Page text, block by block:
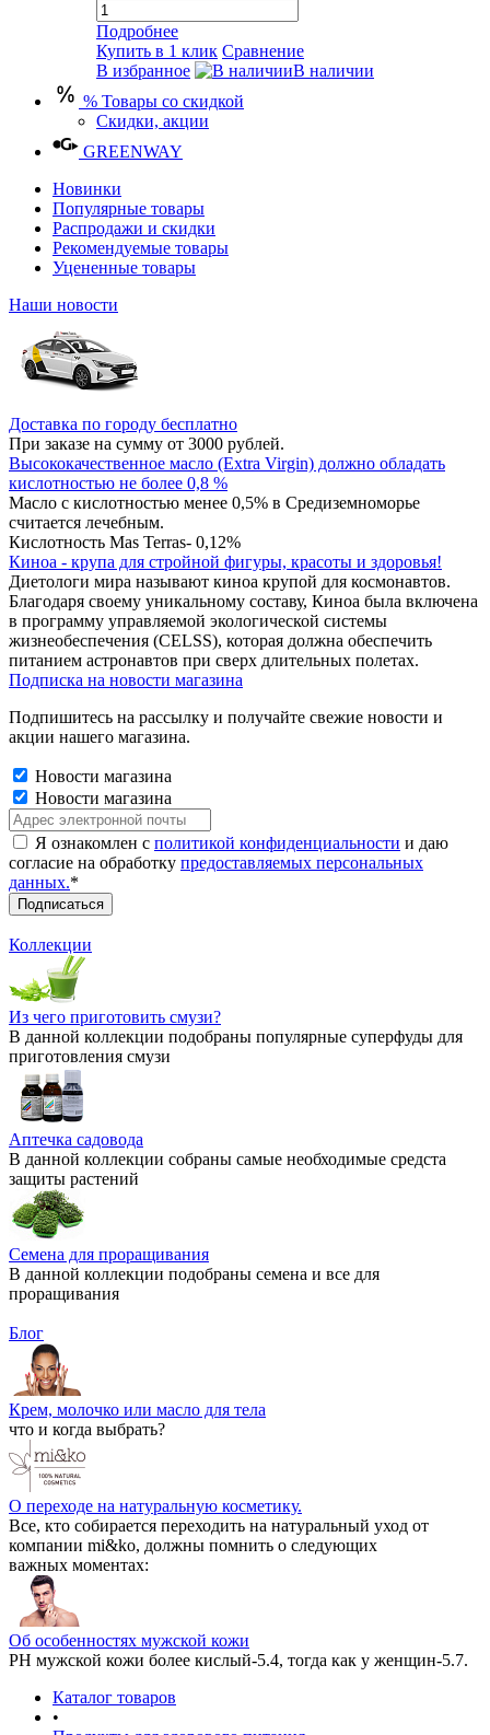
Подробнее
Купить в 1 клик Сравнение
В избранное
В наличии
% Товары со скидкой
Скидки, акции
GREENWAY
Новинки
Популярные товары
Распродажи и скидки
Рекомендуемые товары
Уцененные товары
Наши новости
Доставка по городу бесплатно
При заказе на сумму от 3000 рублей.
Высококачественное масло (Extra Virgin) должно обладать
кислотностью не более 0,8 %
Масло с кислотностью менее 0,5% в Средиземноморье
считается лечебным.
Кислотность Mas Terras- 0,12%
Киноа - крупа для стройной фигуры, красоты и здоровья!
Диетологи мира называют киноа крупой для космонавтов.
Благодаря своему уникальному составу, Киноа была включена
в программу управляемой экологической системы
жизнеобеспечения (CELSS), которая должна обеспечить
питанием астронавтов при сверх длительных полетах.
Подписка на новости магазина
Подпишитесь на рассылку и получайте свежие новости и
акции нашего магазина.
Новости магазина
Новости магазина
Я ознакомлен с политикой конфиденциальности и даю
согласие на обработку предоставляемых персональных
данных.*
Коллекции
Из чего приготовить смузи?
В данной коллекции подобраны популярные суперфуды для
приготовления смузи
Аптечка садовода
В данной коллекции собраны самые необходимые средста
защиты растений
Семена для проращивания
В данной коллекции подобраны семена и все для
проращивания
Блог
Крем, молочко или масло для тела
что и когда выбрать?
О переходе на натуральную косметику.
Все, кто собирается переходить на натуральный уход от
компании mi&ko, должны помнить о следующих
важных моментах:
Об особенностях мужской кожи
РН мужской кожи более кислый-5.4, тогда как у женщин-5.7.
Каталог товаров
•